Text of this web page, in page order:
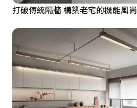
打破傳統隔牆 構築老宅的機能風尚